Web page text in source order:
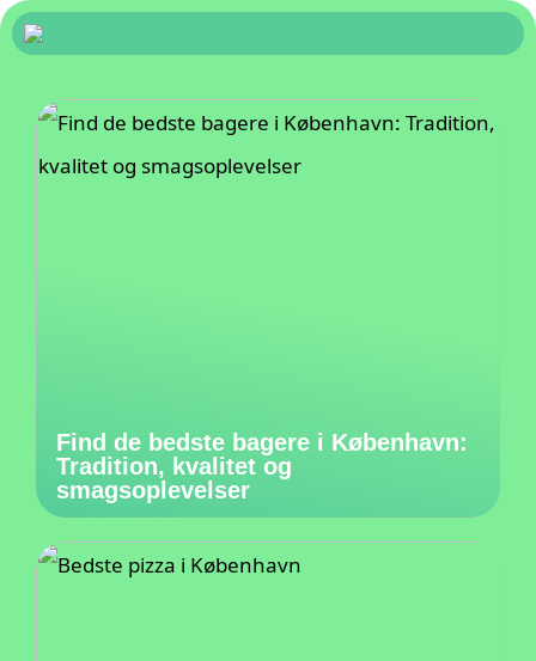
Find de bedste bagere i København:
Tradition, kvalitet og
smagsoplevelser